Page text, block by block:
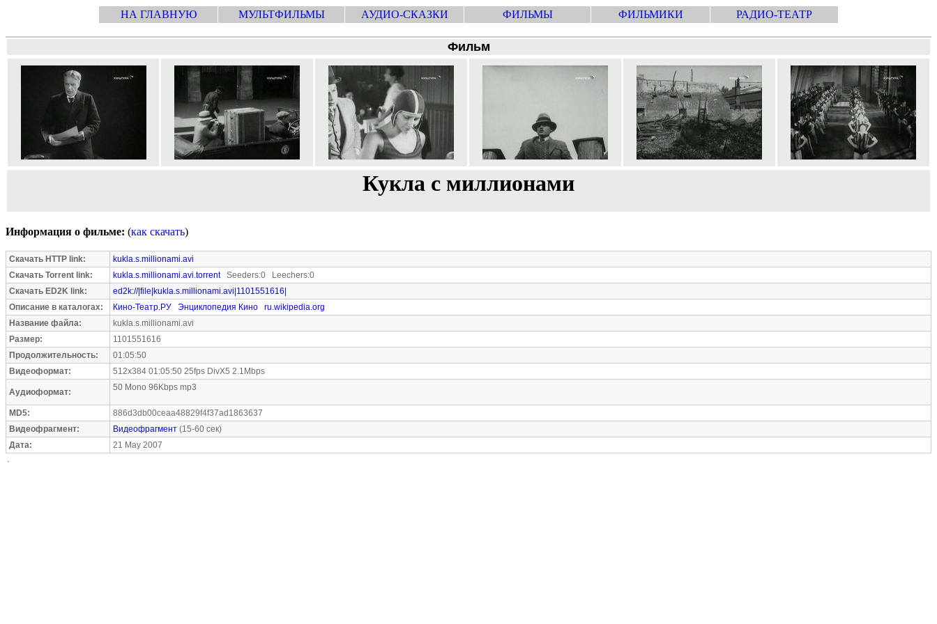
НА ГЛАВНУЮ МУЛЬТФИЛЬМЫ АУДИО-СКАЗКИ ФИЛЬМЫ ФИЛЬМИКИ РАДИО-ТЕАТР
Фильм
Кукла с миллионами
Информация о фильме: (как скачать)
Скачать HTTP link:
kukla.s.millionami.avi
Скачать Torrent link:
kukla.s.millionami.avi.torrentSeeders:0 Leechers:0
Скачать ED2K link:
ed2k://|file|kukla.s.millionami.avi|1101551616|
Описание в каталогах:
Кино-Театр.РУ Энциклопедия Кино
ru.wikipedia.org
Название файла:
kukla.s.millionami.avi
Размер:
1101551616
Продолжительность:
01:05:50
Видеоформат:
512x384 01:05:50 25fps DivX5 2.1Mbps
Аудиоформат: 50 Mono 96Kbps mp3
MD5:
886d3db00ceaa48829f4f37ad1863637
Видеофрагмент:
Видеофрагмент (15-60 сек)
Дата:
21 May 2007